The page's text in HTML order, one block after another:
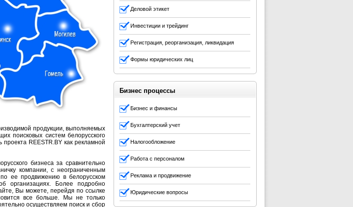
продукции, выполняемых
поисковых систем белорусского
проекта REESTR.BY как рекламной
бизнеса за сравнительно
компании, с неограниченным
ее продвижению в белорусском
организациях. Более подробно
Вы можете, перейдя по ссылке
все больше. Мы не только
осуществляем поиск и сбор
Деловой этикет
Инвестиции и трейдинг
Регистрация, реорганизация, ликвидация
Формы юридических лиц
Бизнес процессы
Бизнес и финансы
Бухгалтерский учет
Налогообложение
Работа с персоналом
Реклама и продвижение
Юридические вопросы